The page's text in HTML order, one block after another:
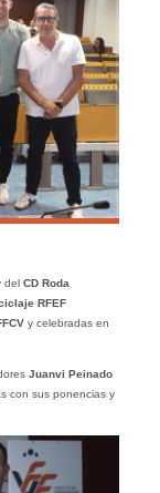
delCD Roda
RFEF
y celebradas en
Juanvi Peinado
con sus ponencias y